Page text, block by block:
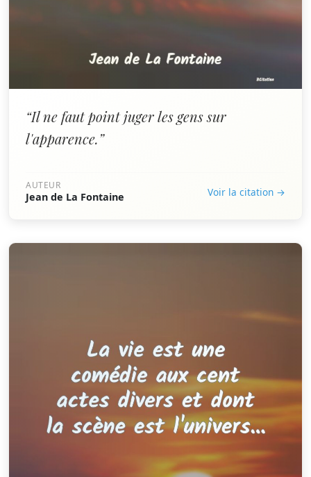
“Il ne faut point juger les gens sur
l'apparence.”
AUTEUR
Jean de La Fontaine Voir la citation →